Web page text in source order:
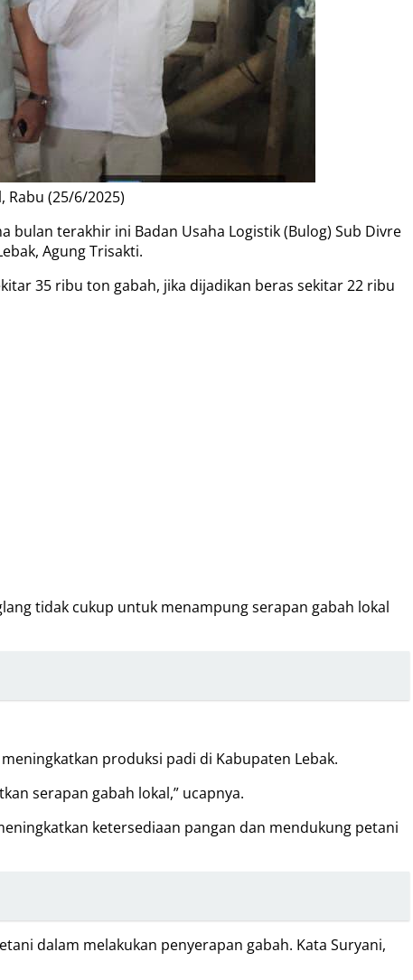
Rabu (25/6/2025)
terakhir ini Badan Usaha Logistik (Bulog) Sub Divre
Agung Trisakti.
35 ribu ton gabah, jika dijadikan beras sekitar 22 ribu
tidak cukup untuk menampung serapan gabah lokal
produksi padi di Kabupaten Lebak.
serapan gabah lokal,” ucapnya.
ketersediaan pangan dan mendukung petani
dalam melakukan penyerapan gabah. Kata Suryani,